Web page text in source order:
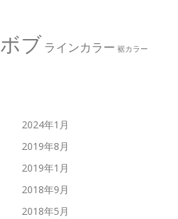
ボブ ラインカラー 裾カラー
2024年1月
2019年8月
2019年1月
2018年9月
2018年5月